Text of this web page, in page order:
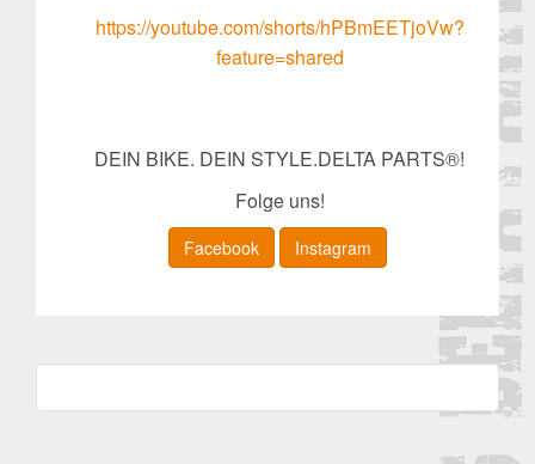
https://youtube.com/shorts/hPBmEETjoVw?
feature=shared
DEIN BIKE. DEIN STYLE.DELTA PARTS®!
Folge uns!
Facebook Instagram